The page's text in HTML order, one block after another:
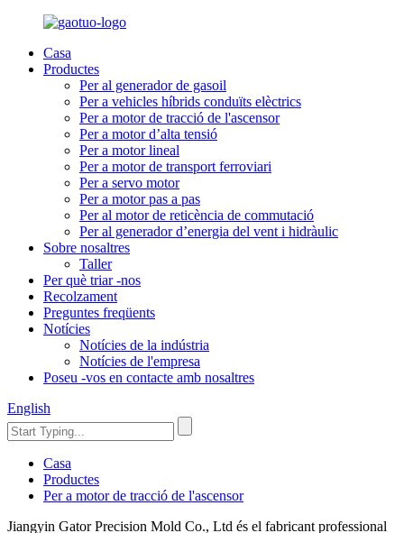
Casa
Productes
Per al generador de gasoil
Per a vehicles híbrids conduïts elèctrics
Per a motor de tracció de l'ascensor
Per a motor d’alta tensió
Per a motor lineal
Per a motor de transport ferroviari
Per a servo motor
Per a motor pas a pas
Per al motor de reticència de commutació
Per al generador d’energia del vent i hidràulic
Sobre nosaltres
Taller
Per què triar -nos
Recolzament
Preguntes freqüents
Notícies
Notícies de la indústria
Notícies de l'empresa
Poseu -vos en contacte amb nosaltres
English
Casa
Productes
Per a motor de tracció de l'ascensor
Jiangyin Gator Precision Mold Co., Ltd és el fabricant professional